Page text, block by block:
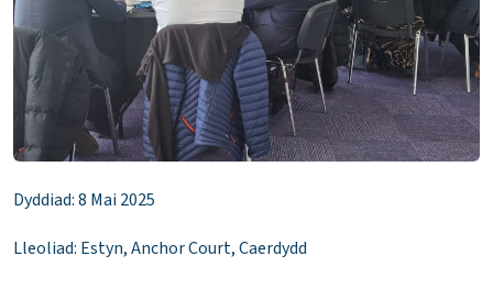
Dyddiad: 8 Mai 2025
Lleoliad: Estyn, Anchor Court, Caerdydd